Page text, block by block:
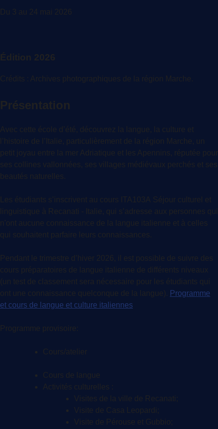
Du 3 au 24 mai 2026
Édition 2026
Crédits : Archives photographiques de la région Marche.
Présentation
Avec cette école d’été, découvrez la langue, la culture et
l’histoire de l’Italie, particulièrement de la région Marche, un
petit joyau entre la mer Adriatique et les Apennins, réputée pour
ses collines vallonnées, ses villages médiévaux perchés et ses
beautés naturelles.
Les étudiants s’inscrivent au cours ITA103A Séjour culturel et
linguistique à Recanati - Italie, qui s’adresse aux personnes qui
n'ont aucune connaissance de la langue italienne et à celles
qui souhaitent parfaire leurs connaissances.
Pendant le trimestre d’hiver 2026, il est possible de suivre des
cours préparatoires de langue italienne de différents niveaux
(un test de classement sera nécessaire pour les étudiants qui
ont une connaissance quelconque de la langue).
Programme
et cours de langue et culture italiennes
Programme provisoire:
Cours/atelier
Cours de langue
Activités culturelles :
Visites de la ville de Recanati;
Visite de Casa Leopardi;
Visite de Pérouse et Gubbio;